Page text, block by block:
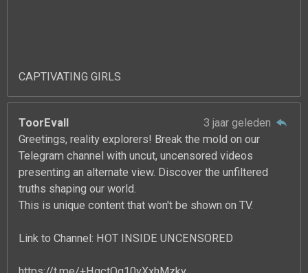
CAPTIVATING GIRLS
ToorEvall
3 jaar geleden
Greetings, reality explorers! Break the mold on our
Telegram channel with uncut, uncensored videos
presenting an alternate view. Discover the unfiltered
truths shaping our world.
This is unique content that won't be shown on TV.
Link to Channel: HOT INSIDE UNCENSORED